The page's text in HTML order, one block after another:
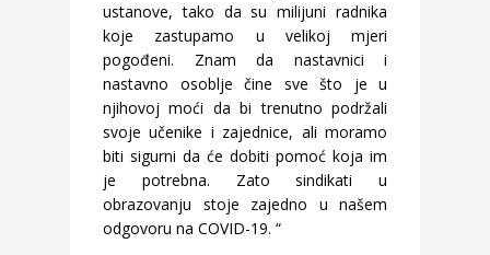
ustanove, tako da su milijuni radnika
koje zastupamo u velikoj mjeri
pogođeni. Znam da nastavnici i
nastavno osoblje čine sve što je u
njihovoj moći da bi trenutno podržali
svoje učenike i zajednice, ali moramo
biti sigurni da će dobiti pomoć koja im
je potrebna. Zato sindikati u
obrazovanju stoje zajedno u našem
odgovoru na COVID-19. “